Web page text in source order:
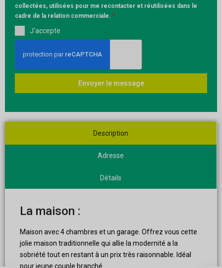
collectées, utilisées pour me recontacter et réutilisées dans le
cadre de la relation commerciale. *
J'accepte
Envoyer le message
Description
Adresse
Détails
La maison :
Maison avec 4 chambres et un garage. Offrez vous cette
jolie maison traditionnelle qui allie la modernité a la
sobriété tout en restant à un prix très raisonnable. Idéal
pour jeune couple branché.